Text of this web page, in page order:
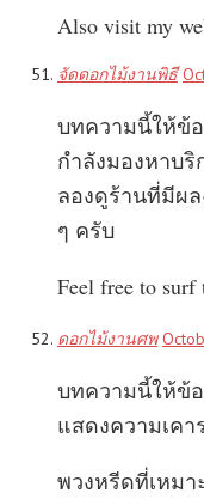
Also visit my
จัดดอกไม้งานพิธี
บทความนี้ให้ข้
กำลังมองหาบ
ลองดูร้านที่มีผ
ๆ ครับ
Feel free to surf
ดอกไม้งานศพ
บทความนี้ให้ข้
แสดงความเคา
พวงหรีดที่เหม